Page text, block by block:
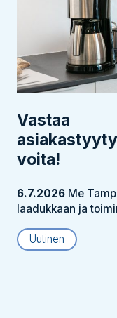
Vastaa
voita!
6.7.2026 Me
laadukkaan ja
Uutinen